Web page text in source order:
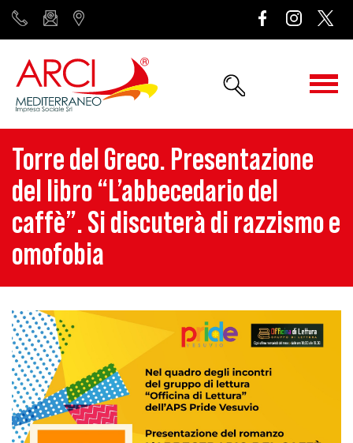
Torre del Greco. Presentazione
del libro “L’abbecedario del
caffè”. Si discuterà di razzismo e
omofobia